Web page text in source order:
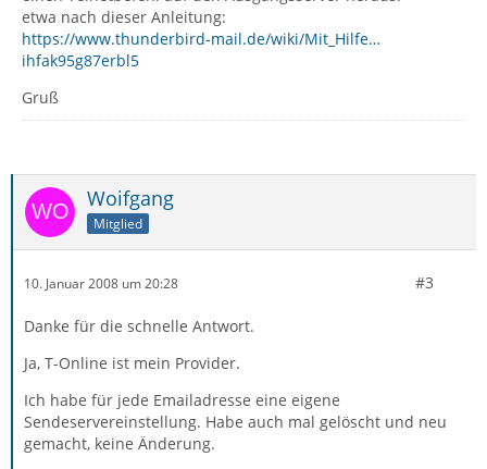
etwa nach dieser Anleitung:
https://www.thunderbird-mail.de/wiki/Mit_Hilfe…
ihfak95g87erbl5
Gruß
Woifgang
Mitglied
10. Januar 2008 um 20:28 #3
Danke für die schnelle Antwort.
Ja, T-Online ist mein Provider.
Ich habe für jede Emailadresse eine eigene
Sendeservereinstellung. Habe auch mal gelöscht und neu
gemacht, keine Änderung.